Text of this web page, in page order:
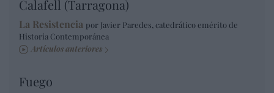
Calafell (Tarragona)
La Resistencia por Javier Paredes, catedrático emérito de
Historia Contemporánea
Artículos anteriores
Fuego